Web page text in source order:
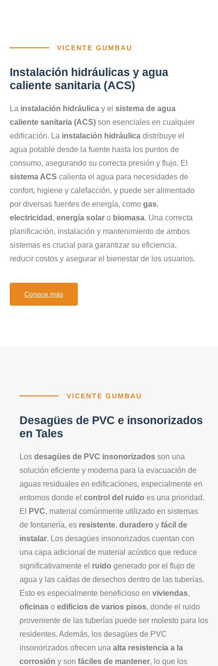
VICENTE GUMBAU
Instalación hidráulicas y agua
caliente sanitaria (ACS)
La instalación hidráulica y el sistema de agua
caliente sanitaria (ACS) son esenciales en cualquier
edificación. La instalación hidráulica distribuye el
agua potable desde la fuente hasta los puntos de
consumo, asegurando su correcta presión y flujo. El
sistema ACS calienta el agua para necesidades de
confort, higiene y calefacción, y puede ser alimentado
por diversas fuentes de energía, como gas,
electricidad , energía solar o biomasa. Una correcta
planificación, instalación y mantenimiento de ambos
sistemas es crucial para garantizar su eficiencia,
reducir costos y asegurar el bienestar de los usuarios.
Conoce más
VICENTE GUMBAU
Desagües de PVC e insonorizados
en Tales
Los desagües de PVC insonorizados son una
solución eficiente y moderna para la evacuación de
aguas residuales en edificaciones, especialmente en
entornos donde el control del ruido es una prioridad.
El
PVC, material comúnmente utilizado en sistemas
de fontanería, es resistente, duradero y fácil de
instalar. Los desagües insonorizados cuentan con
una capa adicional de material acústico que reduce
significativamente el ruido generado por el flujo de
agua y las caídas de desechos dentro de las tuberías.
Esto es especialmente beneficioso en viviendas,
oficinas o edificios de varios pisos, donde el ruido
proveniente de las tuberías puede ser molesto para los
residentes. Además, los desagües de PVC
insonorizados ofrecen una alta resistencia a la
corrosión y son fáciles de mantener, lo que los